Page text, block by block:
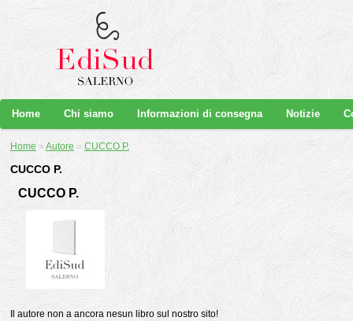
Home Chi siamo Informazioni di consegna Notizie
Home » Autore » CUCCO P.
CUCCO P.
CUCCO P.
Il autore non a ancora nesun libro sul nostro sito!